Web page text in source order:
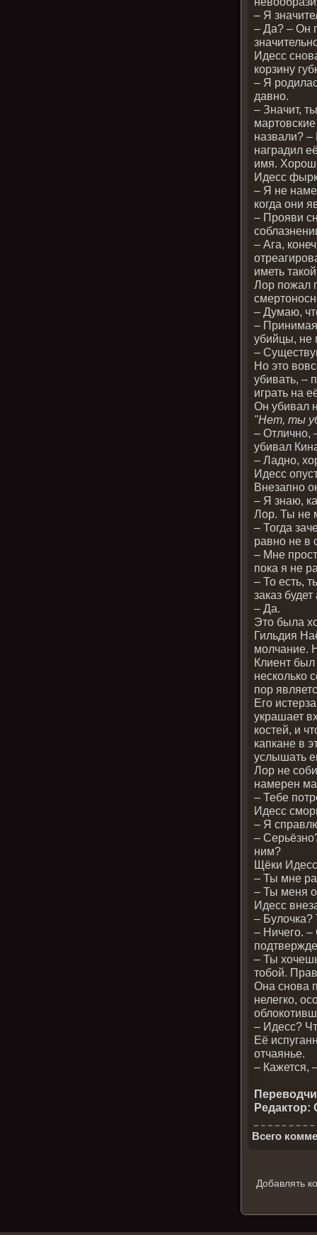
– Я
– Да? – Он
Идесс
корзину
– Я
давно.
– Значит,
назвали? –
наградил
имя.
Идесс
– Я не
когда они
– Прояви
– Ага,
иметь
Лор пожал
– Думаю,
–
убийцы, не
–
Но это
убивать, –
играть на
Он убивал
"Нет, ты
– Отлично,
убивал
– Ладно,
Идесс
Внезапно
– Я знаю,
Лор. Ты не
– Тогда
равно не в
– Мне
пока я не
– То есть,
заказ
– Да.
Это была
Гильдия
молчание.
Клиент
несколько
пор
Его
украшает
костей, и
капкане в
услышать
Лор не
намерен
– Тебе
Идесс
– Я
–
ним?
Щёки
– Ты мне
– Ты меня
Идесс
– Булочка?
– Ничего. –
– Ты
тобой.
Она снова
нелегко,
– Идесс?
Её
отчаянье.
– Кажется,
Редактор:
Всего
Добавлять